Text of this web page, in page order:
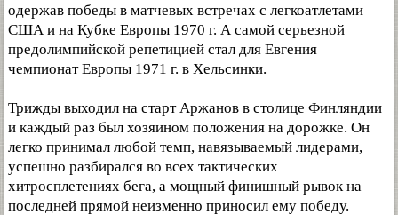
одержав победы в матчевых встречах с легкоатлетами
США и на Кубке Европы 1970 г. А самой серьезной
предолимпийской репетицией стал для Евгения
чемпионат Европы 1971 г. в Хельсинки.
Трижды выходил на старт Аржанов в столице Финляндии
и каждый раз был хозяином положения на дорожке. Он
легко принимал любой темп, навязываемый лидерами,
успешно разбирался во всех тактических
хитросплетениях бега, а мощный финишный рывок на
последней прямой неизменно приносил ему победу.